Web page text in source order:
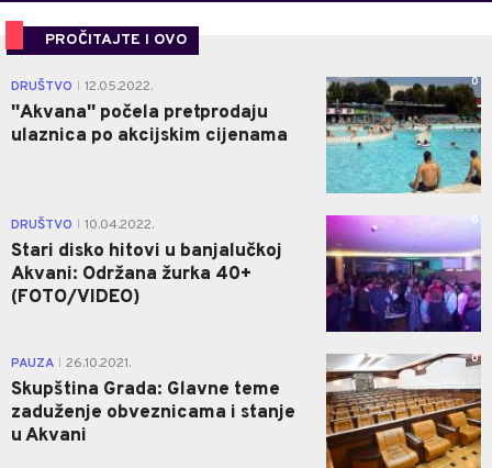
PROČITAJTE I OVO
DRUŠTVO 12.05.2022.
''Akvana'' počela pretprodaju
ulaznica po akcijskim cijenama
0
DRUŠTVO 10.04.2022.
Stari disko hitovi u banjalučkoj
Akvani: Održana žurka 40+
(FOTO/VIDEO)
0
PAUZA 26.10.2021.
Skupština Grada: Glavne teme
zaduženje obveznicama i stanje
u Akvani
0